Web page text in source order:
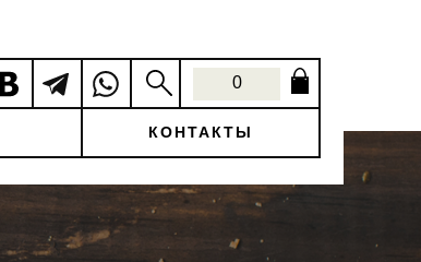
0
КОНТАКТЫ
0
КОНТАКТЫ